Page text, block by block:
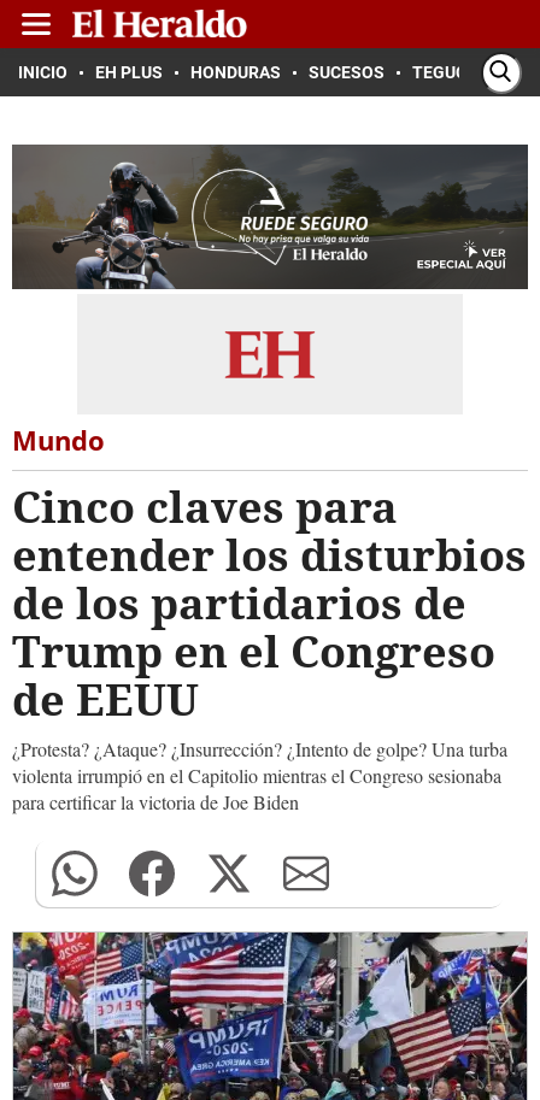
INICIO EH PLUS HONDURAS SUCESOS TEGUCIGALPA
Mundo
Cinco claves para
entender los disturbios
de los partidarios de
Trump en el Congreso
de EEUU
¿Protesta? ¿Ataque? ¿Insurrección? ¿Intento de golpe? Una turba
violenta irrumpió en el Capitolio mientras el Congreso sesionaba
para certificar la victoria de Joe Biden